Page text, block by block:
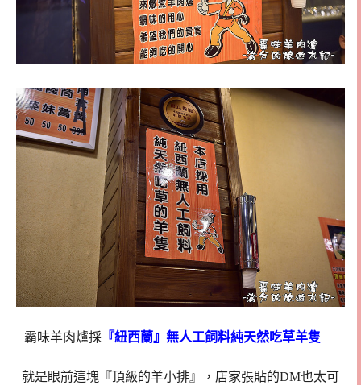
霸味羊肉爐採 『紐西蘭』無人工飼料純天然吃草羊隻
就是眼前這塊『頂級的羊小排』，店家張貼的DM也太可